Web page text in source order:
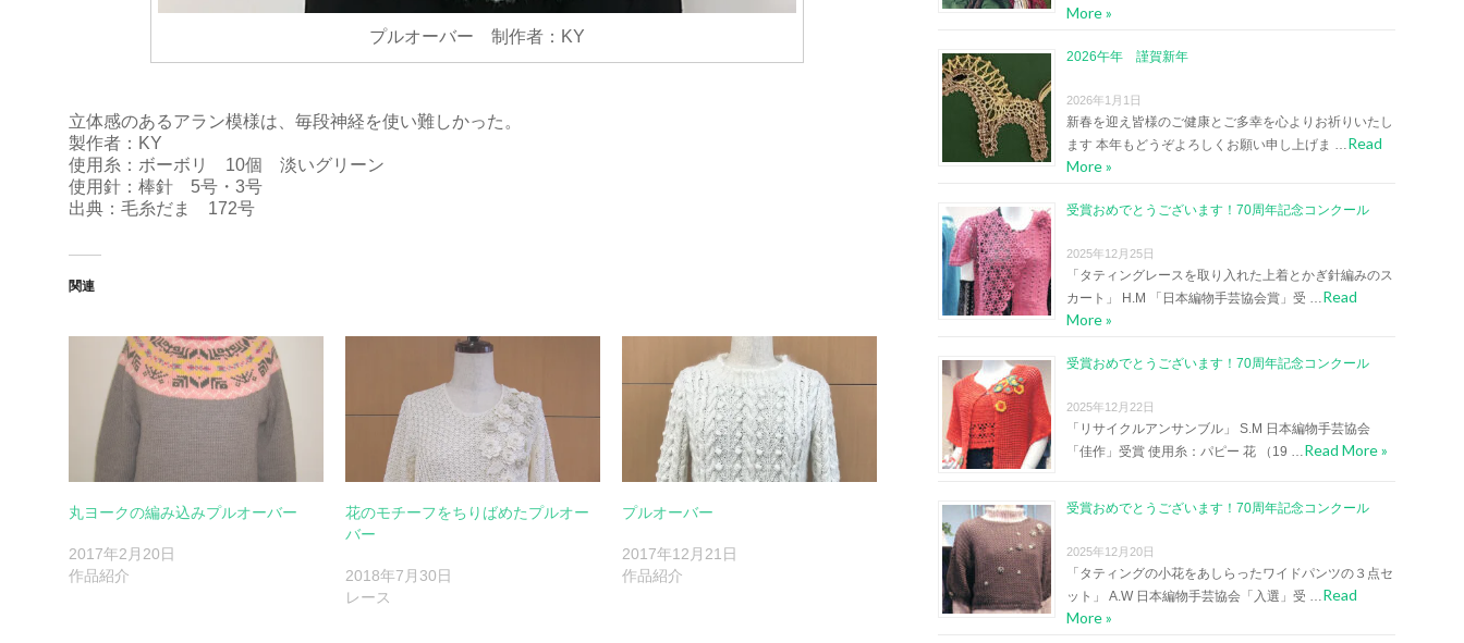
プルオーバー 制作者：KY
立体感のあるアラン模様は、毎段神経を使い難しかった。
製作者：KY
使用糸：ボーボリ 10個 淡いグリーン
使用針：棒針 5号・3号
出典：毛糸だま 172号
関連
丸ヨークの編み込みプルオーバー
2017年2月20日
作品紹介
花のモチーフをちりばめたプルオー
バー
2018年7月30日
レース
プルオーバー
2017年12月21日
作品紹介
More »
2026午年 謹賀新年
2026年1月1日
新春を迎え皆様のご健康とご多幸を心よりお祈りいたし
ます 本年もどうぞよろしくお願い申し上げま …Read
More »
受賞おめでとうございます！70周年記念コンクール
2025年12月25日
「タティングレースを取り入れた上着とかぎ針編みのス
カート」 H.M 「日本編物手芸協会賞」受 …Read
More »
受賞おめでとうございます！70周年記念コンクール
2025年12月22日
「リサイクルアンサンブル」 S.M 日本編物手芸協会
「佳作」受賞 使用糸：パピー 花 （19 …Read More »
受賞おめでとうございます！70周年記念コンクール
2025年12月20日
「タティングの小花をあしらったワイドパンツの３点セ
ット」 A.W 日本編物手芸協会「入選」受 …Read
More »